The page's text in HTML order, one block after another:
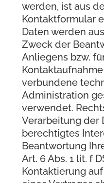
werden, ist aus
Kontaktformular
Daten werden
Zweck der
Anliegens bzw.
verbundene
Administration
verwendet.
Verarbeitung der
berechtigtes
Beantwortung
Art. 6 Abs. 1 lit. f
Kontaktierung